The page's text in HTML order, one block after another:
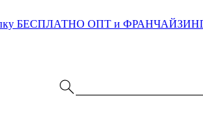
БЕСПЛАТНО ОПТ и